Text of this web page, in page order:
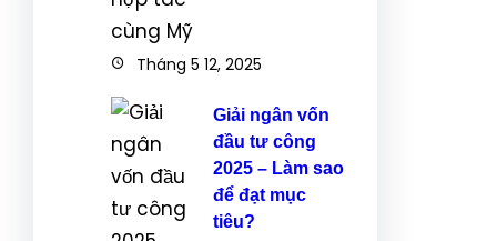
Tháng 5 12, 2025
Giải ngân vốn
đầu tư công
2025 – Làm sao
để đạt mục
tiêu?